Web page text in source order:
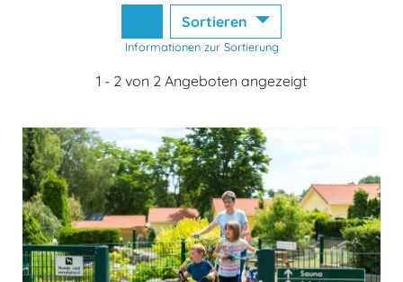
Sortieren
Informationen zur Sortierung
1 - 2 von 2 Angeboten angezeigt